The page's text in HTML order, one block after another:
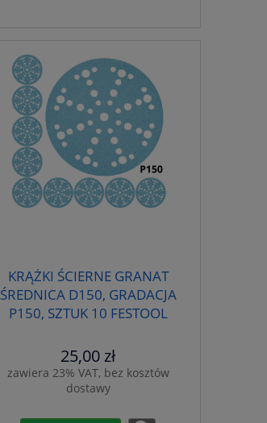
KRĄŻKI ŚCIERNE GRANAT
ŚREDNICA D150, GRADACJA
P150, SZTUK 10 FESTOOL
25,00 zł
zawiera 23% VAT, bez kosztów
dostawy